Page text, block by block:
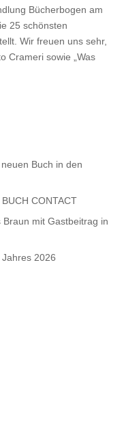
Bücherbogen am
25 schönsten
Wir freuen uns sehr,
Crameri sowie „Was
Buch in den
CONTACT
mit Gastbeitrag in
2026